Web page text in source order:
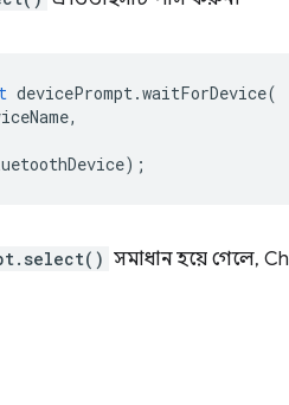
devicePrompt.waitForDevice(
,
);
সমাধান হয়ে গেলে,